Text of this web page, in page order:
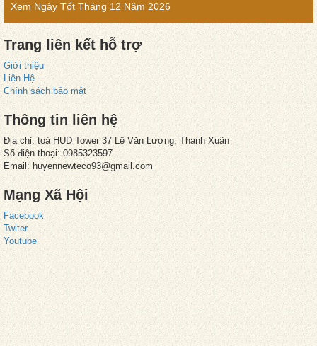
Xem Ngày Tốt Tháng 12 Năm 2026
Trang liên kết hỗ trợ
Giới thiệu
Liện Hệ
Chính sách bảo mật
Thông tin liên hệ
Địa chỉ: toà HUD Tower 37 Lê Văn Lương, Thanh Xuân
Số điện thoại: 0985323597
Email: huyennewteco93@gmail.com
Mạng Xã Hội
Facebook
Twiter
Youtube